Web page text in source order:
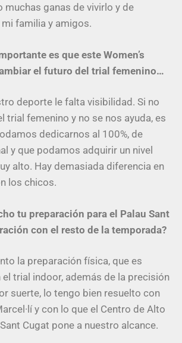
muchas ganas de vivirlo y de
familia y amigos.
es que este Women’s
el futuro del trial femenino…
deporte le falta visibilidad. Si no
trial femenino y no se nos ayuda, es
dedicarnos al 100%, de
y que podamos adquirir un nivel
alto. Hay demasiada diferencia en
los chicos.
tu preparación para el Palau Sant
con el resto de la temporada?
la preparación física, que es
trial indoor, además de la precisión
suerte, lo tengo bien resuelto con
y con lo que el Centro de Alto
Cugat pone a nuestro alcance.